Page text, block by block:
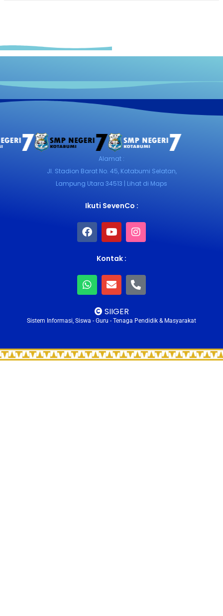
Alamat :
Jl. Stadion Barat No. 45, Kotabumi Selatan,
Lampung Utara 34513 | Lihat di Maps
Ikuti SevenCo :
Kontak :
SIIGER
Sistem Informasi, Siswa - Guru - Tenaga Pendidik & Masyarakat